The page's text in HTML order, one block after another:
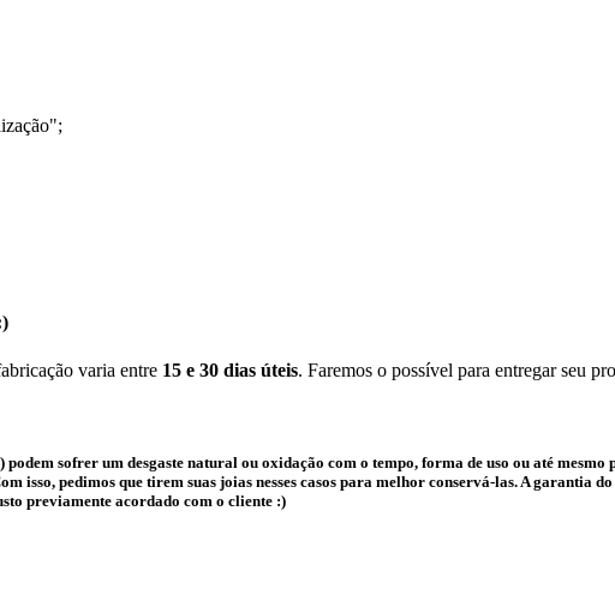
varia entre 15 e 30 dias úteis. Faremos o possível para entregar seu
sofrer um desgaste natural ou oxidação com o tempo, forma de uso ou até mesmo
isso, pedimos que tirem suas joias nesses casos para melhor conservá-las. A garantia
previamente acordado com o cliente :)